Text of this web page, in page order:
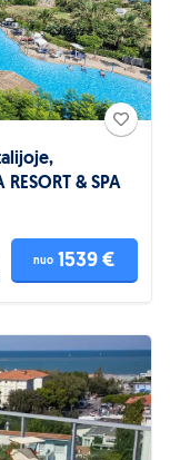
RESORT & SPA
nuo 1539 €